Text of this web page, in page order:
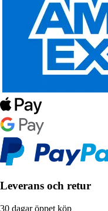
Leverans och retur
30 dagar öppet köp